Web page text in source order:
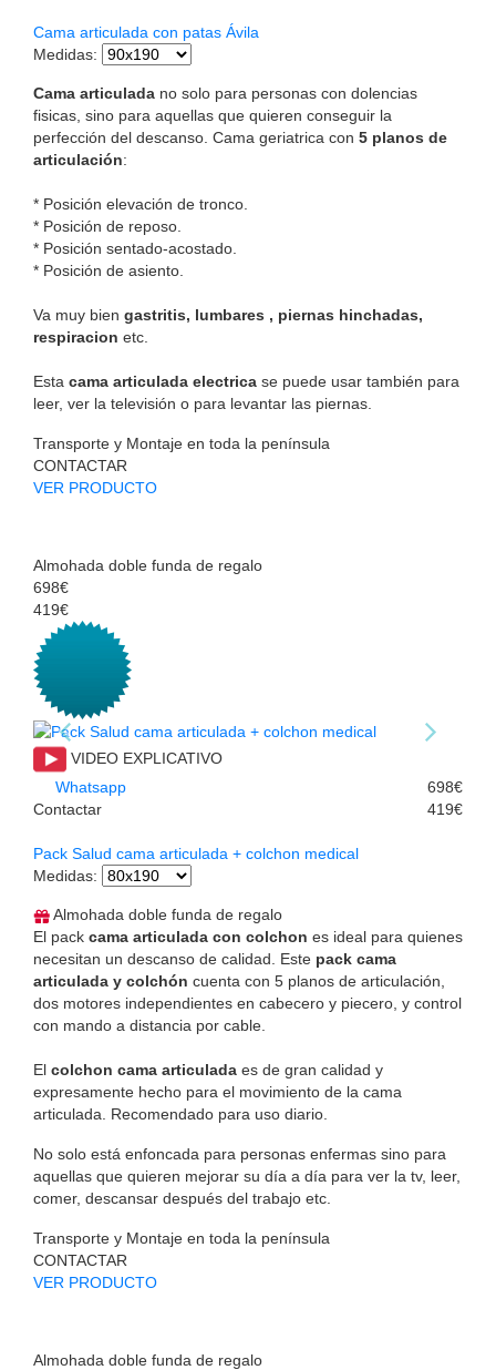
Cama articulada con patas Ávila
Medidas:
Cama articulada no solo para personas con dolencias
fisicas, sino para aquellas que quieren conseguir la
perfección del descanso. Cama geriatrica con 5 planos de
articulación:
* Posición elevación de tronco.
* Posición de reposo.
* Posición sentado-acostado.
* Posición de asiento.
Va muy bien gastritis, lumbares , piernas hinchadas,
respiracion etc.
Esta cama articulada electrica se puede usar también para
leer, ver la televisión o para levantar las piernas.
Transporte y Montaje en toda la península
CONTACTAR
VER PRODUCTO
Almohada doble funda de regalo
698€
419€
VIDEO EXPLICATIVO
Whatsapp
Contactar
698€
419€
Pack Salud cama articulada + colchon medical
Medidas:
Almohada doble funda de regalo
El pack cama articulada con colchon es ideal para quienes
necesitan un descanso de calidad. Este pack cama
articulada y colchón cuenta con 5 planos de articulación,
dos motores independientes en cabecero y piecero, y control
con mando a distancia por cable.
El colchon cama articulada es de gran calidad y
expresamente hecho para el movimiento de la cama
articulada. Recomendado para uso diario.
No solo está enfoncada para personas enfermas sino para
aquellas que quieren mejorar su día a día para ver la tv, leer,
comer, descansar después del trabajo etc.
Transporte y Montaje en toda la península
CONTACTAR
VER PRODUCTO
Almohada doble funda de regalo